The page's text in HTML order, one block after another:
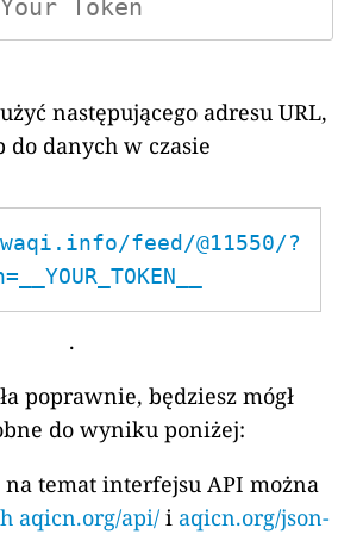
następującego adresu URL,
do danych w czasie
feed/@11550/?
.
poprawnie, będziesz mógł
do wyniku poniżej:
temat interfejsu API można
aqicn.org/api/ i aqicn.org/json-